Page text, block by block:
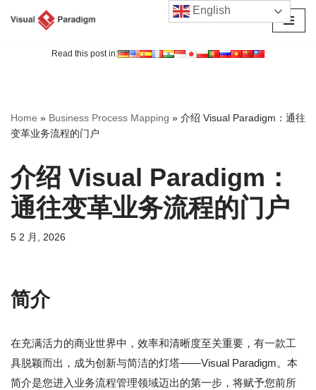
Read this post in:
Home » Business Process Mapping » 介绍 Visual Paradigm：通往
变革业务流程的门户
介绍 Visual Paradigm：
通往变革业务流程的门户
5 2 月, 2026
简介
在充满活力的商业世界中，效率和清晰度至关重要，有一款工
具脱颖而出，成为创新与简洁的灯塔——Visual Paradigm。本
简介是您进入业务流程管理领域迈出的第一步，将赋予您前所
English